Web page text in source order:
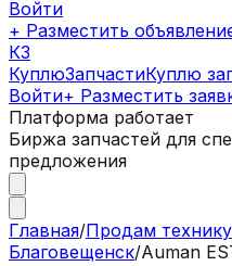
Войти
+ Разместить
КЗ
КуплюЗапчастиКуплю
Войти+ Разместить
Платформа работает
Биржа запчастей для
предложения
Главная/Продам технику
Благовещенск/Auman